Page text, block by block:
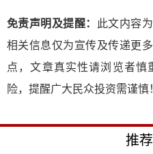
免责声明及提醒：
此文内容
相关信息仅为宣传及传递更
点，文章真实性请浏览者慎
险，提醒广大民众投资需谨慎
推